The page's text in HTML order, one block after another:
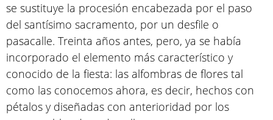
se sustituye la procesión encabezada por el paso
del santísimo sacramento, por un desfile o
pasacalle. Treinta años antes, pero, ya se había
incorporado el elemento más característico y
conocido de la fiesta: las alfombras de flores tal
como las conocemos ahora, es decir, hechos con
pétalos y diseñadas con anterioridad por los